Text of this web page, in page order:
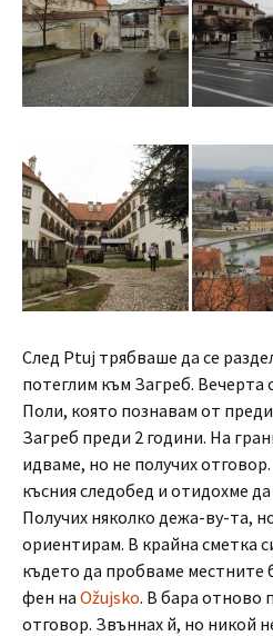
След Ptuj трябваше да се
потеглим към Загреб. Вечерта
Поли, която познавам от
Загреб преди 2 години. На
идваме, но не получих
късния следобед и отидохме
Получих няколко дежа-ву-та,
ориентирам. В крайна сметка
където да пробваме местните
фен на Ožujsko. В бара отново
отговор. Звъннах й, но никой